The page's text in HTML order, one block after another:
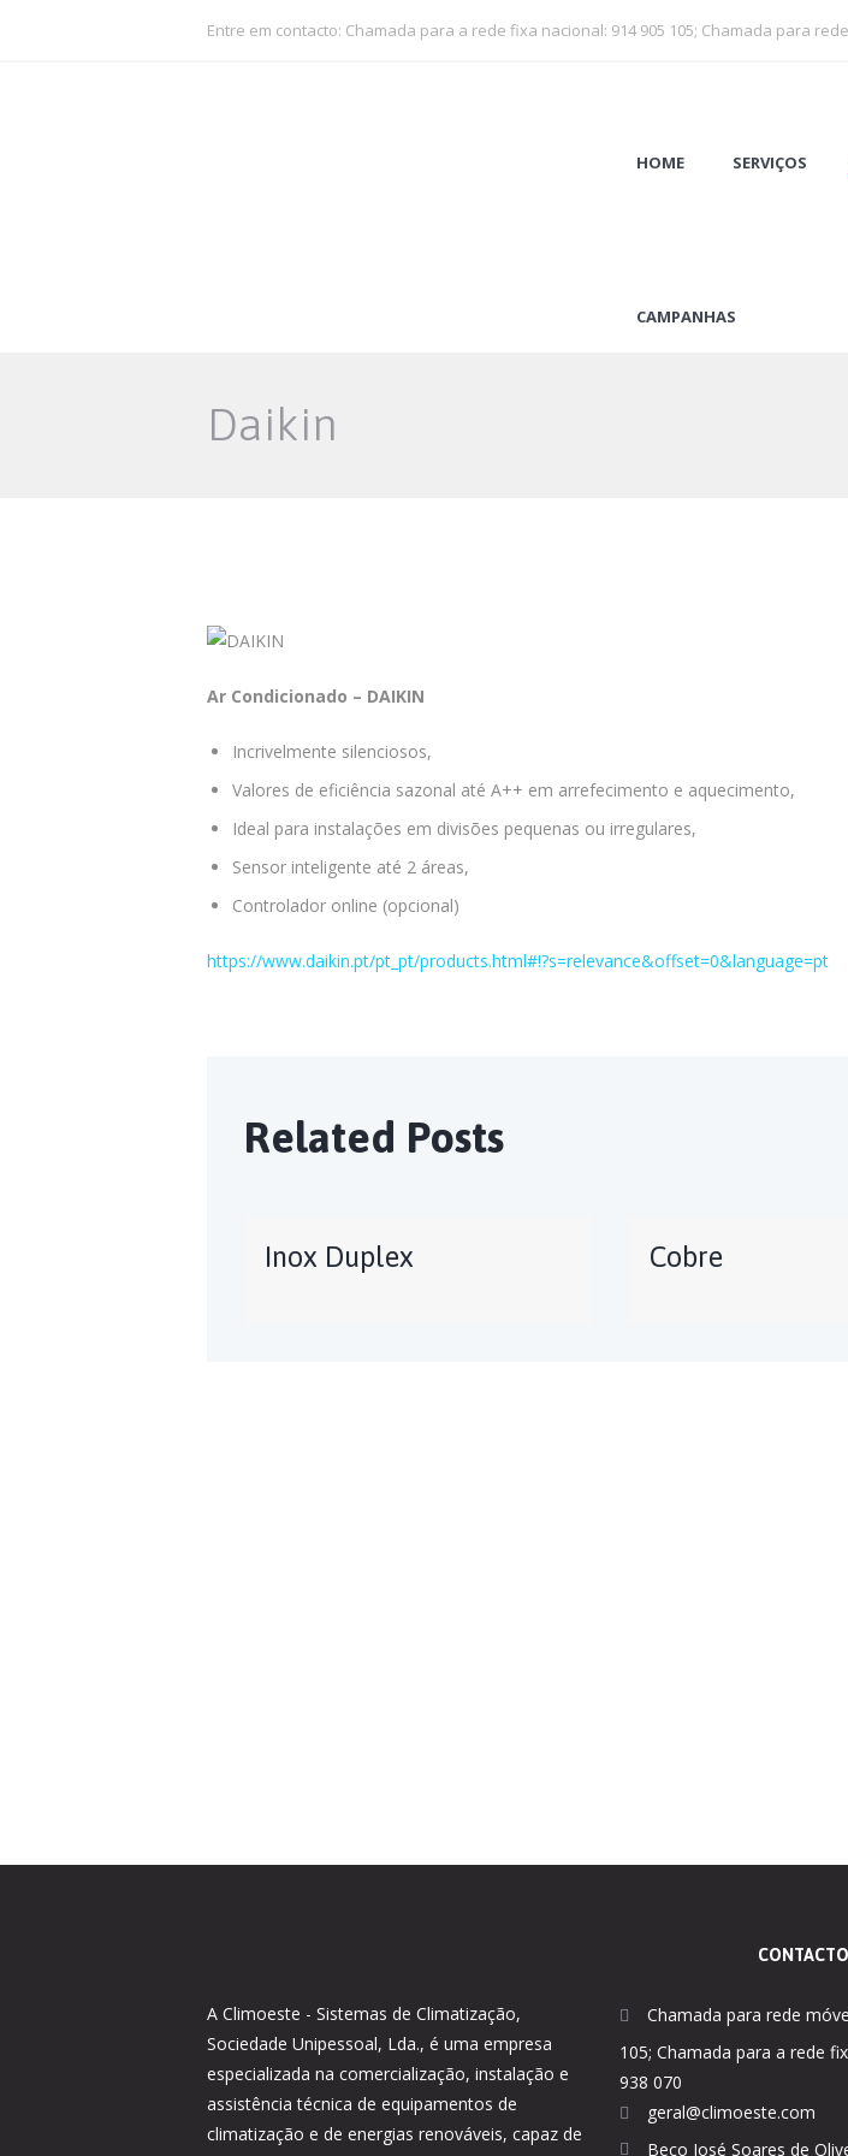
Entre em contacto: Chamada para a rede fixa nacional: 914 905 105; Chamada para
HOME SERVIÇOS
CAMPANHAS
Daikin
Ar Condicionado – DAIKIN
Incrivelmente silenciosos,
Valores de eficiência sazonal até A++ em arrefecimento e aquecimento,
Ideal para instalações em divisões pequenas ou irregulares,
Sensor inteligente até 2 áreas,
Controlador online (opcional)
https://www.daikin.pt/pt_pt/products.html#!?s=relevance&offset=0&language=pt
Related Posts
Inox Duplex Cobre
A Climoeste - Sistemas de Climatização,
Sociedade Unipessoal, Lda., é uma empresa
especializada na comercialização, instalação e
assistência técnica de equipamentos de
climatização e de energias renováveis, capaz de
Chamada para rede
105; Chamada para a rede
938 070
geral@climoeste.com
Beco José Soares de